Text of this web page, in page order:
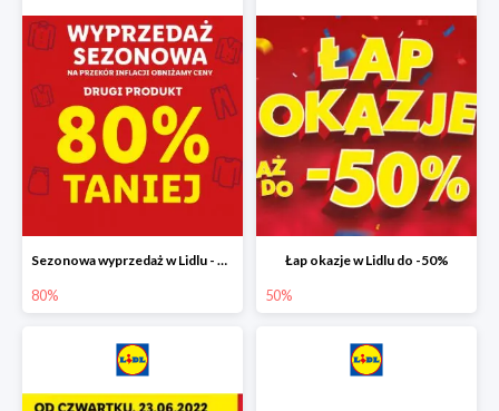
Sezonowa wyprzedaż w Lidlu - drugi produkt -80%
80%
Łap okazje w Lidlu do -50%
50%